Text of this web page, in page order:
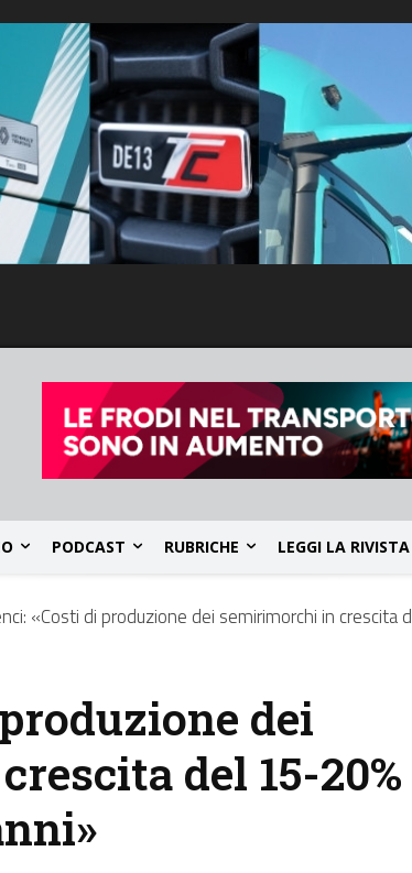
PODCAST RUBRICHE LEGGI LA RIVISTA
«Costi di produzione dei semirimorchi in
dei
del 15-20%